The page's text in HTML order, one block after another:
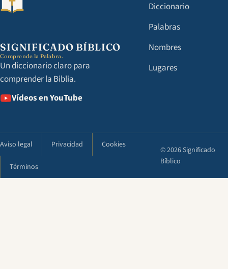
SIGNIFICADO BÍBLICO
Comprende la Palabra.
Un diccionario claro para
comprender la Biblia.
Vídeos en YouTube
Diccionario
Palabras
Nombres
Lugares
Aviso legal Privacidad Cookies
Términos
© 2026 Significado
Bíblico